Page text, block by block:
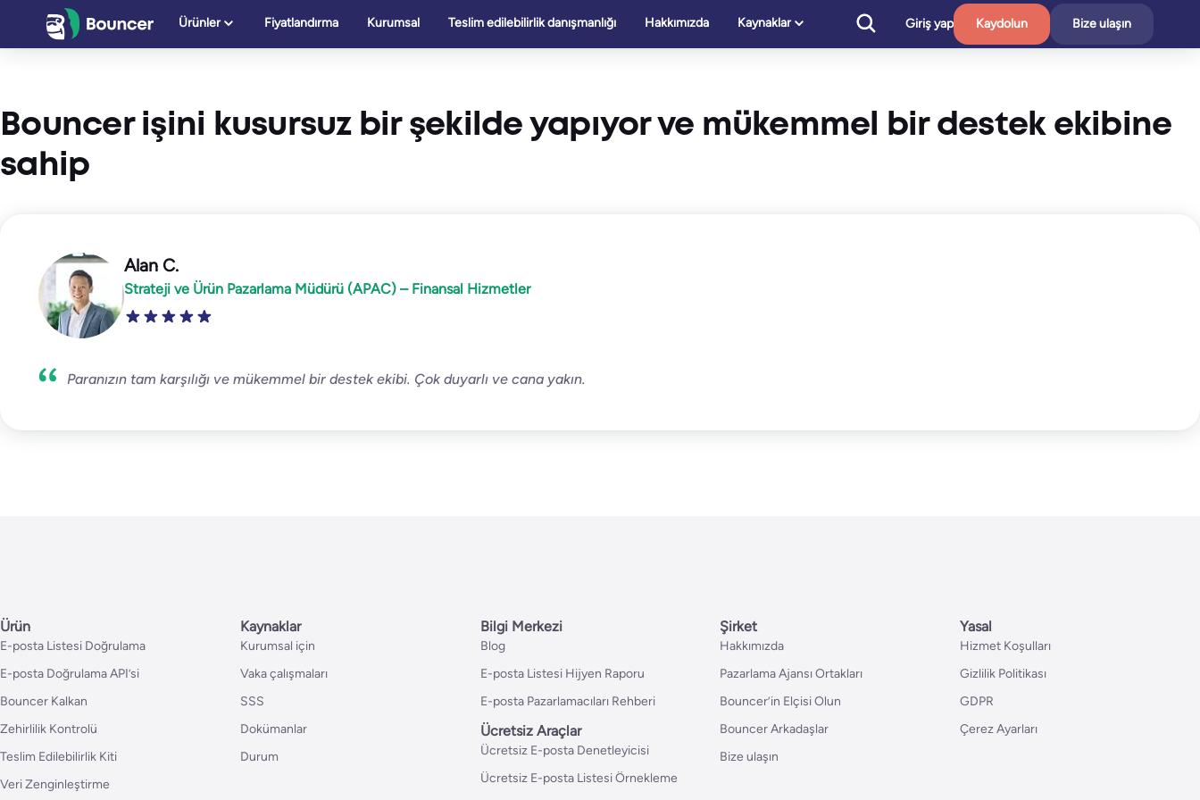
Ürünler Fiyatlandırma Kurumsal Teslim edilebilirlik danışmanlığı Hakkımızda Kaynaklar Giriş yap Kaydolun Bize ulaşın
Bouncer işini kusursuz bir şekilde yapıyor ve mükemmel bir destek ekibine
sahip
Alan C.
Strateji ve Ürün Pazarlama Müdürü (APAC) – Finansal Hizmetler
Paranızın tam karşılığı ve mükemmel bir destek ekibi. Çok duyarlı ve cana yakın.
Ürün
E-posta Listesi Doğrulama
E-posta Doğrulama API’si
Bouncer Kalkan
Zehirlilik Kontrolü
Teslim Edilebilirlik Kiti
Veri Zenginleştirme
Kaynaklar
Kurumsal için
Vaka çalışmaları
SSS
Dokümanlar
Durum
Bilgi Merkezi
Blog
E-posta Listesi Hijyen Raporu
E-posta Pazarlamacıları Rehberi
Ücretsiz Araçlar
Ücretsiz E-posta Denetleyicisi
Ücretsiz E-posta Listesi Örnekleme
Şirket
Hakkımızda
Pazarlama Ajansı Ortakları
Bouncer’in Elçisi Olun
Bouncer Arkadaşlar
Bize ulaşın
Yasal
Hizmet Koşulları
Gizlilik Politikası
GDPR
Çerez Ayarları